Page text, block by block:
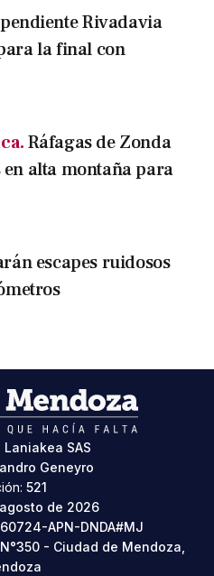
Rivadavia
la final con
Ráfagas de Zonda
alta montaña para
escapes ruidosos
Laniakea SAS
Geneyro
521
de 2026
APN-DNDA#MJ
- Ciudad de Mendoza,